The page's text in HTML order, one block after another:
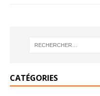
CATÉGORIES